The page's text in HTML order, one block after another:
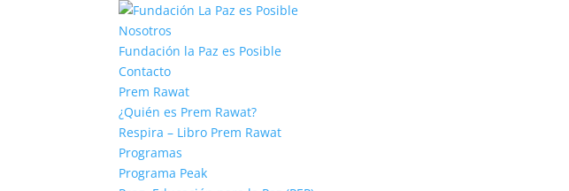
Nosotros
Fundación la Paz es Posible
Contacto
Prem Rawat
¿Quién es Prem Rawat?
Respira – Libro Prem Rawat
Programas
Programa Peak